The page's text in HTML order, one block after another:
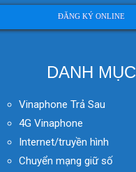
ĐĂNG KÝ ONLINE
DANH MỤC
Vinaphone Trả Sau
4G Vinaphone
Internet/truyền hình
Chuyển mạng giữ số